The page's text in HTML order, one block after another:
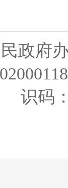
民政
识码